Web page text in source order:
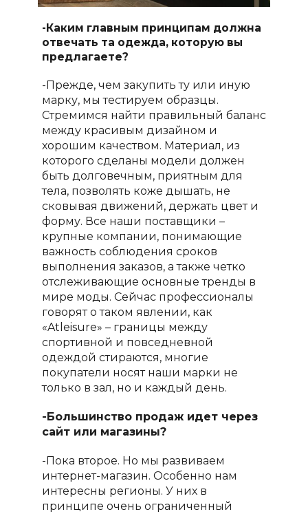
-Каким главным принципам должна
отвечать та одежда, которую вы
предлагаете?
-Прежде, чем закупить ту или иную
марку, мы тестируем образцы.
Стремимся найти правильный баланс
между красивым дизайном и
хорошим качеством. Материал, из
которого сделаны модели должен
быть долговечным, приятным для
тела, позволять коже дышать, не
сковывая движений, держать цвет и
форму. Все наши поставщики –
крупные компании, понимающие
важность соблюдения сроков
выполнения заказов, а также четко
отслеживающие основные тренды в
мире моды. Сейчас профессионалы
говорят о таком явлении, как
«Atleisure» – границы между
спортивной и повседневной
одеждой стираются, многие
покупатели носят наши марки не
только в зал, но и каждый день.
-Большинство продаж идет через
сайт или магазины?
-Пока второе. Но мы развиваем
интернет-магазин. Особенно нам
интересны регионы. У них в
принципе очень ограниченный